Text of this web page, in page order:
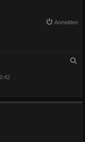
Anmelden